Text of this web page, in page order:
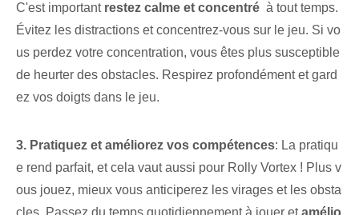
C'est important restez calme⁤ et concentré ‌ à tout ‌temps.⁤
Évitez les distractions et concentrez-vous sur le ⁤jeu.‌ Si vo
us perdez votre concentration, vous êtes plus susceptible
de heurter des ‌obstacles. Respirez profondément et gard
ez vos doigts dans le jeu.
3. Pratiquez et améliorez vos compétences: La pratiqu
e rend parfait, et cela vaut aussi pour Rolly Vortex ! Plus v
ous jouez, mieux vous anticiperez les virages et les obsta